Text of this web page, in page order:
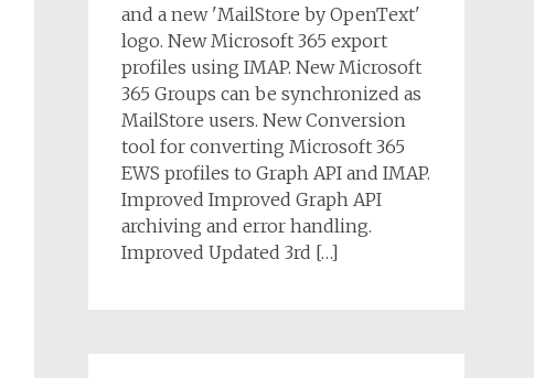
and a new 'MailStore by OpenText'
logo. New Microsoft 365 export
profiles using IMAP. New Microsoft
365 Groups can be synchronized as
MailStore users. New Conversion
tool for converting Microsoft 365
EWS profiles to Graph API and IMAP.
Improved Improved Graph API
archiving and error handling.
Improved Updated 3rd […]